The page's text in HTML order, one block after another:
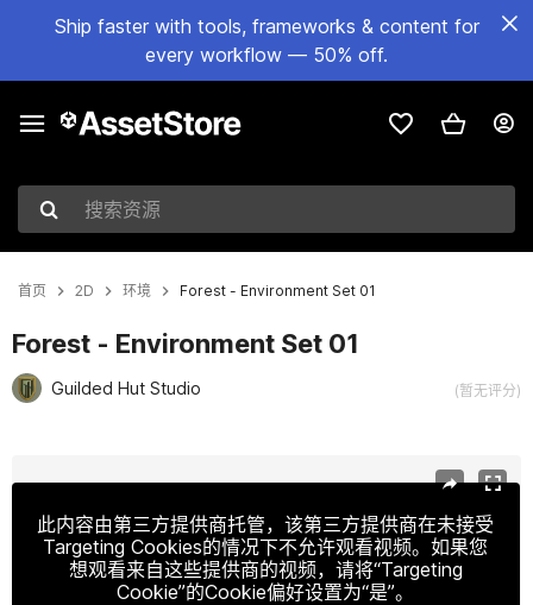
Ship faster with tools, frameworks & content for
every workflow — 50% off.
搜索资源
首页 2D 环境 Forest - Environment Set 01
Forest - Environment Set 01
Guilded Hut Studio (暂无评分)
此内容由第三方提供商托管，该第三方提供商在未接受
Targeting Cookies的情况下不允许观看视频。如果您
想观看来自这些提供商的视频，请将“Targeting
Cookie”的Cookie偏好设置为“是”。